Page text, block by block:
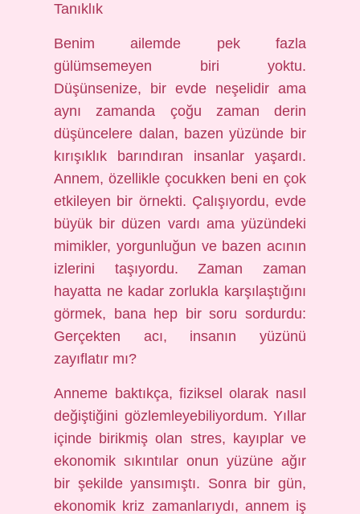
Tanıklık
Benim ailemde pek fazla
gülümsemeyen biri yoktu.
Düşünsenize, bir evde neşelidir ama
aynı zamanda çoğu zaman derin
düşüncelere dalan, bazen yüzünde bir
kırışıklık barındıran insanlar yaşardı.
Annem, özellikle çocukken beni en çok
etkileyen bir örnekti. Çalışıyordu, evde
büyük bir düzen vardı ama yüzündeki
mimikler, yorgunluğun ve bazen acının
izlerini taşıyordu. Zaman zaman
hayatta ne kadar zorlukla karşılaştığını
görmek, bana hep bir soru sordurdu:
Gerçekten acı, insanın yüzünü
zayıflatır mı?
Anneme baktıkça, fiziksel olarak nasıl
değiştiğini gözlemleyebiliyordum. Yıllar
içinde birikmiş olan stres, kayıplar ve
ekonomik sıkıntılar onun yüzüne ağır
bir şekilde yansımıştı. Sonra bir gün,
ekonomik kriz zamanlarıydı, annem iş